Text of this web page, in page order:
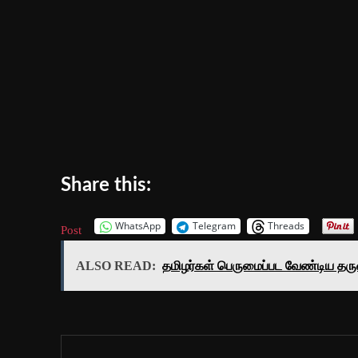
Share this:
Post WhatsApp Telegram Threads
ALSO READ: தமிழர்கள் பெருமைப்பட வேண்டிய